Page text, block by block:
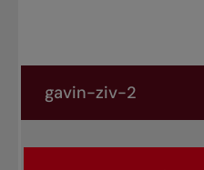
Rechercher par sujet,